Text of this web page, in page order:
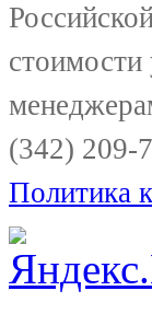
стоимости
(342) 209-
Политика